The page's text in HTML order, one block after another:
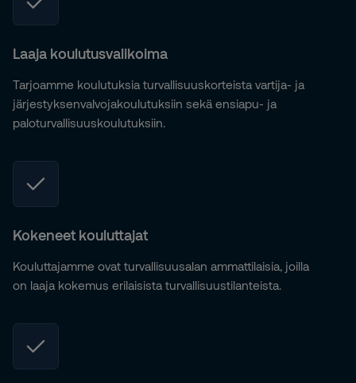
Laaja koulutusvalikoima
Tarjoamme koulutuksia turvallisuuskorteista vartija- ja
järjestyksenvalvojakoulutuksiin sekä ensiapu- ja
paloturvallisuuskoulutuksiin.
Kokeneet kouluttajat
Kouluttajamme ovat turvallisuusalan ammattilaisia, joilla
on laaja kokemus erilaisista turvallisuustilanteista.